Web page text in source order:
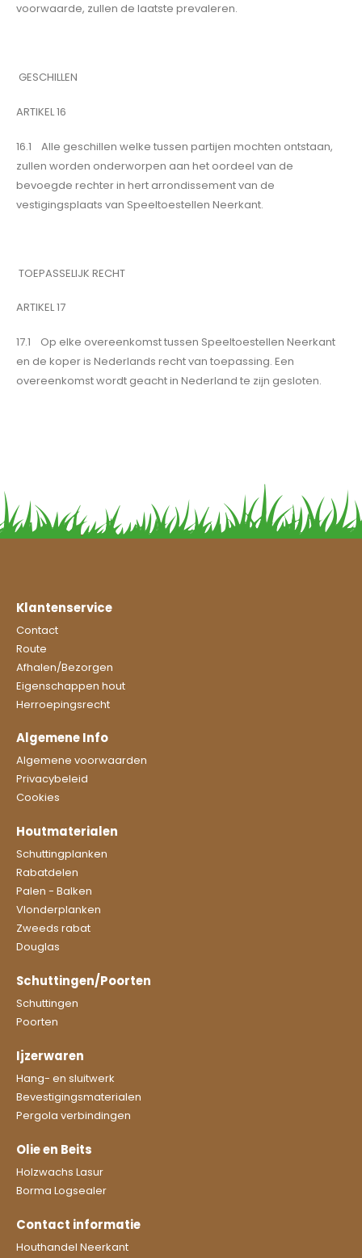
voorwaarde, zullen de laatste prevaleren.
GESCHILLEN
ARTIKEL 16
16.1 Alle geschillen welke tussen partijen mochten ontstaan,
zullen worden onderworpen aan het oordeel van de
bevoegde rechter in hert arrondissement van de
vestigingsplaats van Speeltoestellen Neerkant.
TOEPASSELIJK RECHT
ARTIKEL 17
17.1 Op elke overeenkomst tussen Speeltoestellen Neerkant
en de koper is Nederlands recht van toepassing. Een
overeenkomst wordt geacht in Nederland te zijn gesloten.
Klantenservice
Contact
Route
Afhalen/Bezorgen
Eigenschappen hout
Herroepingsrecht
Algemene Info
Algemene voorwaarden
Privacybeleid
Cookies
Houtmaterialen
Schuttingplanken
Rabatdelen
Palen - Balken
Vlonderplanken
Zweeds rabat
Douglas
Schuttingen/Poorten
Schuttingen
Poorten
Ijzerwaren
Hang- en sluitwerk
Bevestigingsmaterialen
Pergola verbindingen
Olie en Beits
Holzwachs Lasur
Borma Logsealer
Contact informatie
Houthandel Neerkant